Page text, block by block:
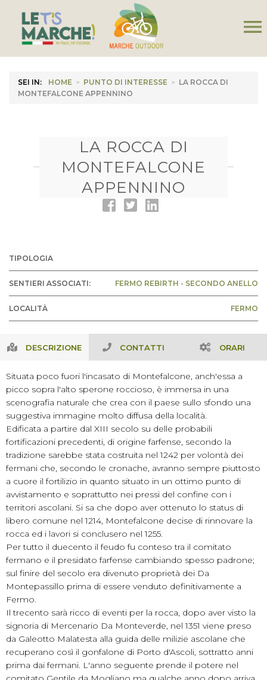
menu
SEI IN: HOME > PUNTO DI INTERESSE > LA ROCCA DI
MONTEFALCONE APPENNINO
LA ROCCA DI
MONTEFALCONE
APPENNINO
TIPOLOGIA
SENTIERI ASSOCIATI: FERMO REBIRTH - SECONDO ANELLO
LOCALITÀ FERMO
DESCRIZIONE CONTATTI ORARI
Situata poco fuori l'incasato di Montefalcone, anch'essa a
picco sopra l'alto sperone roccioso, è immersa in una
scenografia naturale che crea con il paese sullo sfondo una
suggestiva immagine molto diffusa della località.
Edificata a partire dal XIII secolo su delle probabili
fortificazioni precedenti, di origine farfense, secondo la
tradizione sarebbe stata costruita nel 1242 per volontà dei
fermani che, secondo le cronache, avranno sempre piuttosto
a cuore il fortilizio in quanto situato in un ottimo punto di
avvistamento e soprattutto nei pressi del confine con i
territori ascolani. Si sa che dopo aver ottenuto lo status di
libero comune nel 1214, Montefalcone decise di rinnovare la
rocca ed i lavori si conclusero nel 1255.
Per tutto il duecento il feudo fu conteso tra il comitato
fermano e il presidato farfense cambiando spesso padrone;
sul finire del secolo era divenuto proprietà dei Da
Montepassillo prima di essere venduto definitivamente a
Fermo.
Il trecento sarà ricco di eventi per la rocca, dopo aver visto la
signoria di Mercenario Da Monteverde, nel 1351 viene preso
da Galeotto Malatesta alla guida delle milizie ascolane che
recuperano così il gonfalone di Porto d'Ascoli, sottratto anni
prima dai fermani. L'anno seguente prende il potere nel